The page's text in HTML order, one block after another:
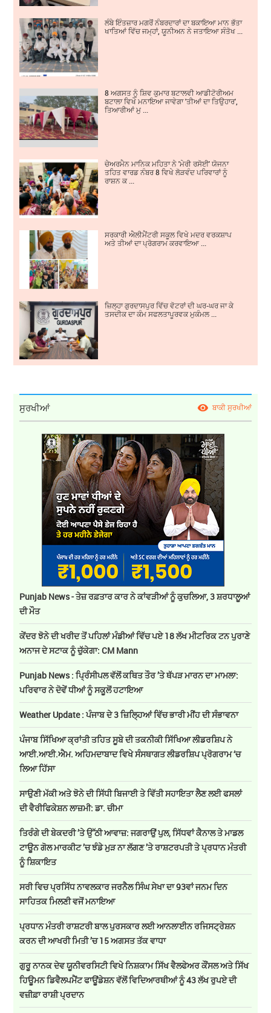
ਲੰਬੇ ਇੰਤਜ਼ਾਰ ਮਗਰੋਂ ਨੰਬਰਦਾਰਾਂ ਦਾ ਬਕਾਇਆ ਮਾਨ ਭੱਤਾ
ਖਾਤਿਆਂ ਵਿੱਚ ਜਮ੍ਹਾਂ, ਯੂਨੀਅਨ ਨੇ ਜਤਾਇਆ ਸੰਤੋਖ ...
8 ਅਗਸਤ ਨੂੰ ਸ਼ਿਵ ਕੁਮਾਰ ਬਟਾਲਵੀ ਆਡੀਟੋਰੀਅਮ
ਬਟਾਲਾ ਵਿਖੇ ਮਨਾਇਆ ਜਾਵੇਗਾ 'ਤੀਆਂ ਦਾ ਤਿਉਹਾਰ',
ਤਿਆਰੀਆਂ ਮੁ ...
ਚੇਅਰਮੈਨ ਮਾਨਿਕ ਮਹਿਤਾ ਨੇ 'ਮੇਰੀ ਰਸੋਈ' ਯੋਜਨਾ
ਤਹਿਤ ਵਾਰਡ ਨੰਬਰ 8 ਵਿਖੇ ਲੋੜਵੰਦ ਪਰਿਵਾਰਾਂ ਨੂੰ
ਰਾਸ਼ਨ ਕ ...
ਸਰਕਾਰੀ ਐਲੀਮੈਂਟਰੀ ਸਕੂਲ ਵਿਖੇ ਮਦਰ ਵਰਕਸ਼ਾਪ
ਅਤੇ ਤੀਆਂ ਦਾ ਪ੍ਰੋਗਰਾਮ ਕਰਵਾਇਆ ...
ਜ਼ਿਲ੍ਹਾ ਗੁਰਦਾਸਪੁਰ ਵਿੱਚ ਵੋਟਰਾਂ ਦੀ ਘਰ-ਘਰ ਜਾ ਕੇ
ਤਸਦੀਕ ਦਾ ਕੰਮ ਸਫਲਤਾਪੂਰਵਕ ਮੁਕੰਮਲ ...
ਸੁਰਖੀਆਂ ਬਾਕੀ ਸੁਰਖੀਆਂ
Punjab News - ਤੇਜ਼ ਰਫ਼ਤਾਰ ਕਾਰ ਨੇ ਕਾਂਵੜੀਆਂ ਨੂੰ ਕੁਚਲਿਆ, 3 ਸ਼ਰਧਾਲੂਆਂ
ਦੀ ਮੌਤ
ਕੇਂਦਰ ਝੋਨੇ ਦੀ ਖਰੀਦ ਤੋਂ ਪਹਿਲਾਂ ਮੰਡੀਆਂ ਵਿੱਚ ਪਏ 18 ਲੱਖ ਮੀਟਰਿਕ ਟਨ ਪੁਰਾਣੇ
ਅਨਾਜ ਦੇ ਸਟਾਕ ਨੂੰ ਚੁੱਕੇਗਾ: CM Mann
Punjab News : ਪ੍ਰਿੰਸੀਪਲ ਵੱਲੋਂ ਕਥਿਤ ਤੌਰ ’ਤੇ ਥੱਪੜ ਮਾਰਨ ਦਾ ਮਾਮਲਾ:
ਪਰਿਵਾਰ ਨੇ ਦੋਵੇਂ ਧੀਆਂ ਨੂੰ ਸਕੂਲੋਂ ਹਟਾਇਆ
Weather Update : ਪੰਜਾਬ ਦੇ 3 ਜ਼ਿਲ੍ਹਿਆਂ ਵਿੱਚ ਭਾਰੀ ਮੀਂਹ ਦੀ ਸੰਭਾਵਨਾ
ਪੰਜਾਬ ਸਿੱਖਿਆ ਕ੍ਰਾਂਤੀ ਤਹਿਤ ਸੂਬੇ ਦੀ ਤਕਨੀਕੀ ਸਿੱਖਿਆ ਲੀਡਰਸ਼ਿਪ ਨੇ
ਆਈ.ਆਈ.ਐਮ. ਅਹਿਮਦਾਬਾਦ ਵਿਖੇ ਸੰਸਥਾਗਤ ਲੀਡਰਸ਼ਿਪ ਪ੍ਰੋਗਰਾਮ ‘ਚ
ਲਿਆ ਹਿੱਸਾ
ਸਾਉਣੀ ਮੱਕੀ ਅਤੇ ਝੋਨੇ ਦੀ ਸਿੱਧੀ ਬਿਜਾਈ ਤੇ ਵਿੱਤੀ ਸਹਾਇਤਾ ਲੈਣ ਲਈ ਫਸਲਾਂ
ਦੀ ਵੈਰੀਫਿਕੇਸ਼ਨ ਲਾਜ਼ਮੀ: ਡਾ. ਚੀਮਾ
ਤਿਰੰਗੇ ਦੀ ਬੇਕਦਰੀ ’ਤੇ ਉੱਠੀ ਆਵਾਜ਼: ਜਗਰਾਉਂ ਪੁਲ, ਸਿੱਧਵਾਂ ਕੈਨਾਲ ਤੇ ਮਾਡਲ
ਟਾਊਨ ਗੋਲ ਮਾਰਕੀਟ ’ਚ ਝੰਡੇ ਮੁੜ ਨਾ ਲੱਗਣ ’ਤੇ ਰਾਸ਼ਟਰਪਤੀ ਤੇ ਪ੍ਰਧਾਨ ਮੰਤਰੀ
ਨੂੰ ਸ਼ਿਕਾਇਤ
ਸਰੀ ਵਿਚ ਪ੍ਰਸਿੱਧ ਨਾਵਲਕਾਰ ਜਰਨੈਲ ਸਿੰਘ ਸੇਖਾ ਦਾ 93ਵਾਂ ਜਨਮ ਦਿਨ
ਸਾਹਿਤਕ ਮਿਲਣੀ ਵਜੋਂ ਮਨਾਇਆ
ਪ੍ਰਧਾਨ ਮੰਤਰੀ ਰਾਸ਼ਟਰੀ ਬਾਲ ਪੁਰਸਕਾਰ ਲਈ ਆਨਲਾਈਨ ਰਜਿਸਟ੍ਰੇਸ਼ਨ
ਕਰਨ ਦੀ ਆਖਰੀ ਮਿਤੀ ’ਚ 15 ਅਗਸਤ ਤੱਕ ਵਾਧਾ
ਗੁਰੂ ਨਾਨਕ ਦੇਵ ਯੂਨੀਵਰਸਿਟੀ ਵਿਖੇ ਨਿਸ਼ਕਾਮ ਸਿੱਖ ਵੈਲਫੇਅਰ ਕੌਂਸਲ ਅਤੇ ਸਿੱਖ
ਹਿਊਮਨ ਡਿਵੈਲਪਮੈਂਟ ਫਾਊਂਡੇਸ਼ਨ ਵੱਲੋਂ ਵਿਦਿਆਰਥੀਆਂ ਨੂੰ 43 ਲੱਖ ਰੁਪਏ ਦੀ
ਵਜ਼ੀਫ਼ਾ ਰਾਸ਼ੀ ਪ੍ਰਦਾਨ